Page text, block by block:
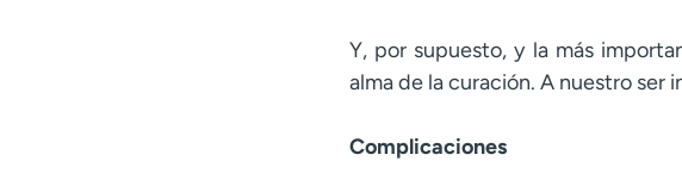
Y, por supuesto, y la más
alma de la curación. A nuestro ser
Complicaciones